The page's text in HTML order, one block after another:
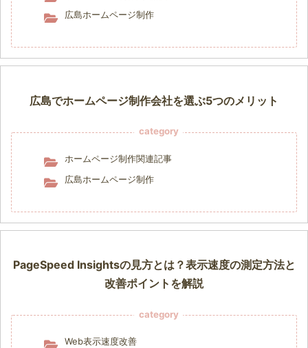
広島ホームページ制作
広島でホームページ制作会社を選ぶ5つのメリット
category
ホームページ制作関連記事
広島ホームページ制作
PageSpeed Insightsの見方とは？表示速度の測定方法と
改善ポイントを解説
category
Web表示速度改善